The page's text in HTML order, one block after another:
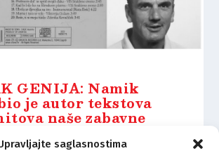
saglasnostima
GENIJA: Namik
je autor tekstova
naše zabavne